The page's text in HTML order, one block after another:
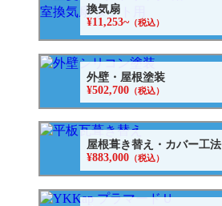
換気扇
¥11,253~（税込）
外壁・屋根塗装
¥502,700 （税込）
屋根葺き替え・カバー工法
¥883,000 （税込）